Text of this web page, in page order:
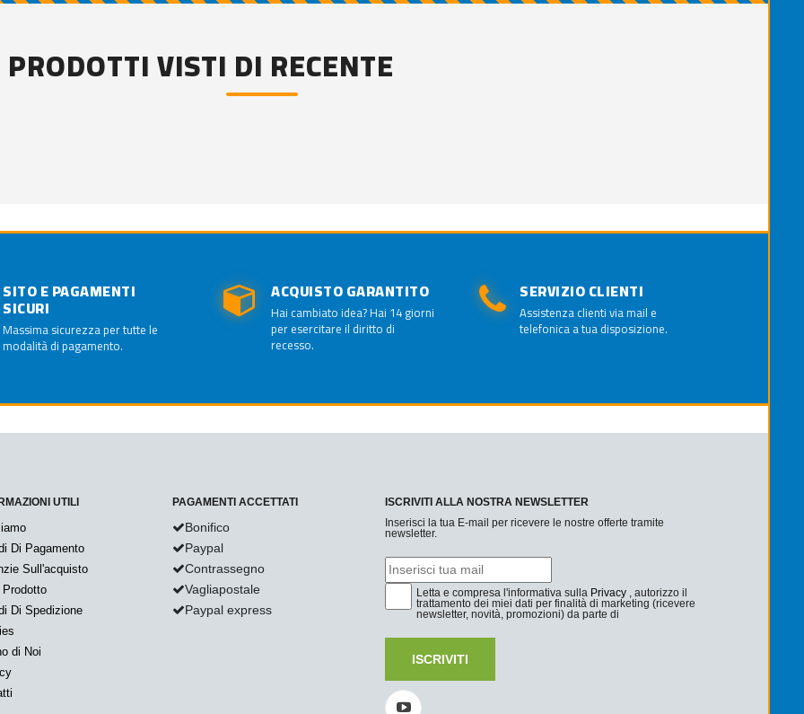
PRODOTTI VISTI DI RECENTE
SITO E PAGAMENTI
SICURI
Massima sicurezza per tutte le
modalità di pagamento.
ACQUISTO GARANTITO
Hai cambiato idea? Hai 14 giorni
per esercitare il diritto di
recesso.
SERVIZIO CLIENTI
Assistenza clienti via mail e
telefonica a tua disposizione.
UTILI
Di Pagamento
Sull'acquisto
Prodotto
Di Spedizione
di Noi
PAGAMENTI ACCETTATI
Bonifico
Paypal
Contrassegno
Vagliapostale
Paypal express
ISCRIVITI ALLA NOSTRA NEWSLETTER
Inserisci la tua E-mail per ricevere le nostre offerte tramite
newsletter.
Letta e compresa l'informativa sulla Privacy , autorizzo il
trattamento dei miei dati per finalità di marketing (ricevere
newsletter, novità, promozioni) da parte di
ISCRIVITI